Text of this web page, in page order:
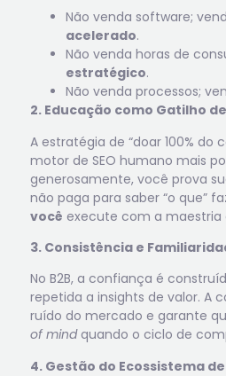
Não venda software;
acelerado.
Não venda horas de
estratégico.
Não venda processos;
2. Educação como Gatilho
A estratégia de “doar 100% do
motor de SEO humano mais
generosamente, você prova
não paga para saber “o que”
você execute com a maestria
3. Consistência e
No B2B, a confiança é
repetida a insights de valor. A
ruído do mercado e garante
of mindquando o ciclo de
4. Gestão do Ecossistema